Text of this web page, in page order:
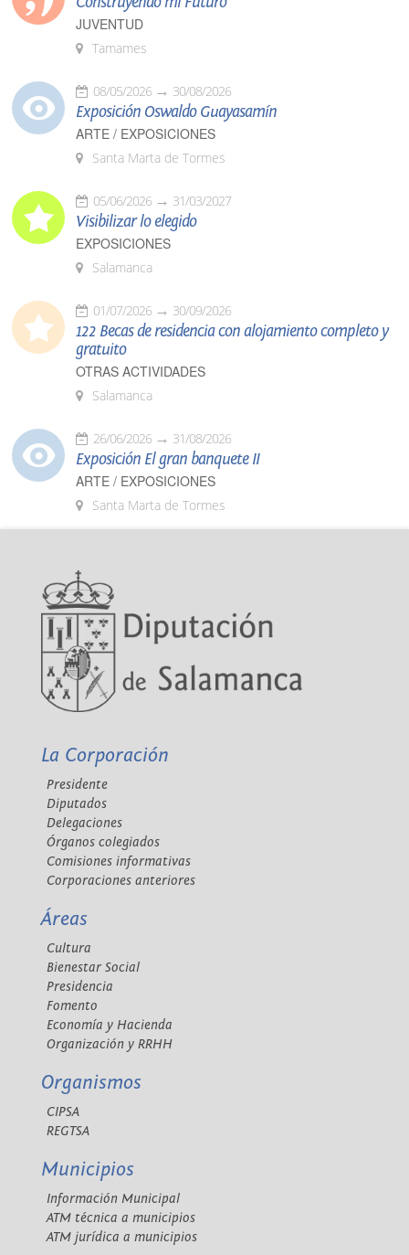
JUVENTUD
Tamames
08/05/2026 30/08/2026
Exposición Oswaldo Guayasamín
ARTE / EXPOSICIONES
Santa Marta de Tormes
05/06/2026 31/03/2027
Visibilizar lo elegido
EXPOSICIONES
Salamanca
01/07/2026 30/09/2026
122 Becas de residencia con alojamiento completo y
gratuito
OTRAS ACTIVIDADES
Salamanca
26/06/2026 31/08/2026
Exposición El gran banquete II
ARTE / EXPOSICIONES
Santa Marta de Tormes
La Corporación
Presidente
Diputados
Delegaciones
Órganos colegiados
Comisiones informativas
Corporaciones anteriores
Áreas
Cultura
Bienestar Social
Presidencia
Fomento
Economía y Hacienda
Organización y RRHH
Organismos
CIPSA
REGTSA
Municipios
Información Municipal
ATM técnica a municipios
ATM jurídica a municipios